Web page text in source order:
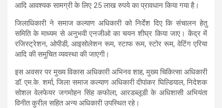
आदि आवश्यक सामग्री के लिए 25 लाख रुपये का प्रावधान किया गया है।
जिलाधिकारी ने समाज कल्याण अधिकारी को निर्देश दिए कि संचालन हेतु
समिति के माध्यम से अनुभवी एनजीओ का चयन शीघ्र किया जाए। केंद्र में
रजिस्ट्रेशन, ओपीडी, आइसोलेशन रूम, स्टाफ रूम, स्टोर रूम, वेटिंग एरिया
आदि की समुचित व्यवस्था की जाएगी।
इस अवसर पर मुख्य विकास अधिकारी अभिनव शाह, मुख्य चिकित्सा अधिकारी
डॉ. एम.के. शर्मा, जिला समाज कल्याण अधिकारी दीपांकर घिल्डियाल, निदेशक
सोशल वेलफेयर जगमोहन सिंह कफोला, आरडब्लूडी के अधिशासी अभियंता
विनीत कुरील सहित अन्य अधिकारी उपस्थित रहे।